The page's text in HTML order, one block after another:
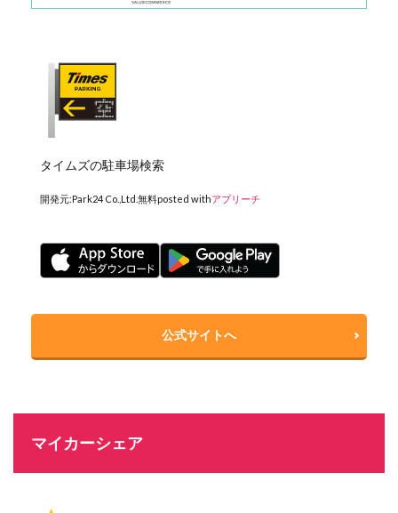
タイムズの駐車場検索
開発元:Park24 Co.,Ltd. 無料posted withアプリーチ
公式サイトへ
マイカーシェア